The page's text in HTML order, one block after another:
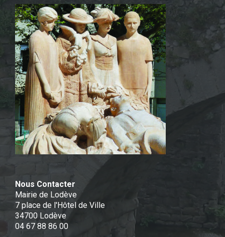
Nous Contacter
Mairie de Lodève
7 place de l'Hôtel de Ville
34700 Lodève
04 67 88 86 00